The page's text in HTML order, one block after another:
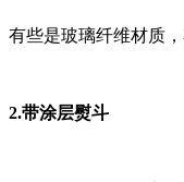
有些是玻璃纤维材质
2.带涂层熨斗